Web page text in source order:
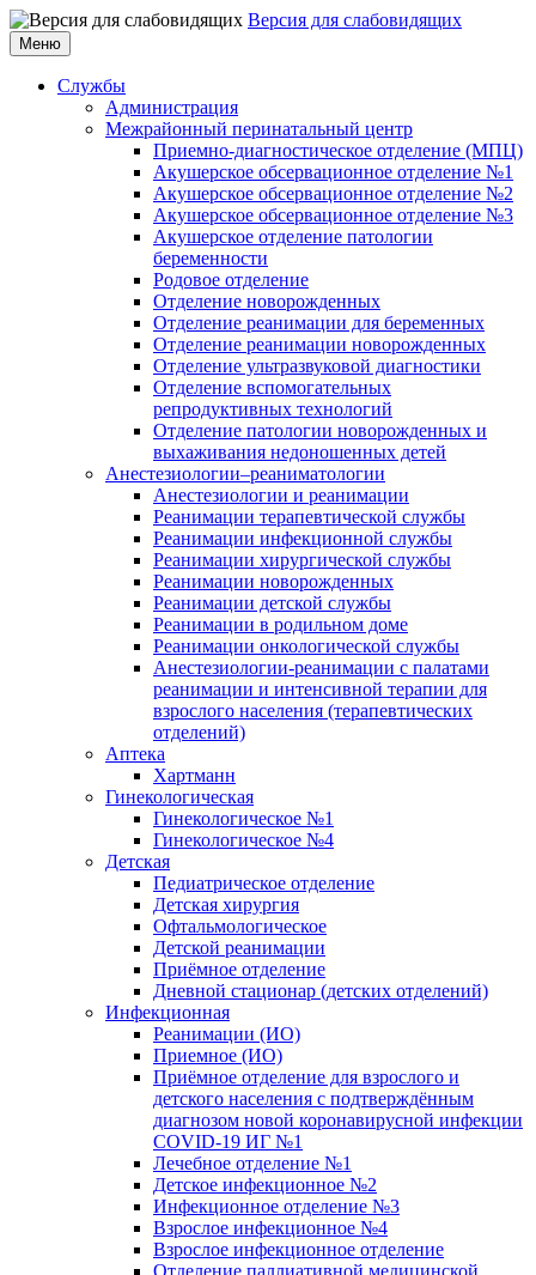
Версия для слабовидящих
Меню
Службы
Администрация
Межрайонный перинатальный центр
Приемно-диагностическое отделение (МПЦ)
Акушерское обсервационное отделение №1
Акушерское обсервационное отделение №2
Акушерское обсервационное отделение №3
Акушерское отделение патологии
беременности
Родовое отделение
Отделение новорожденных
Отделение реанимации для беременных
Отделение реанимации новорожденных
Отделение ультразвуковой диагностики
Отделение вспомогательных
репродуктивных технологий
Отделение патологии новорожденных и
выхаживания недоношенных детей
Анестезиологии–реаниматологии
Анестезиологии и реанимации
Реанимации терапевтической службы
Реанимации инфекционной службы
Реанимации хирургической службы
Реанимации новорожденных
Реанимации детской службы
Реанимации в родильном доме
Реанимации онкологической службы
Анестезиологии-реанимации с палатами
реанимации и интенсивной терапии для
взрослого населения (терапевтических
отделений)
Аптека
Хартманн
Гинекологическая
Гинекологическое №1
Гинекологическое №4
Детская
Педиатрическое отделение
Детская хирургия
Офтальмологическое
Детской реанимации
Приёмное отделение
Дневной стационар (детских отделений)
Инфекционная
Реанимации (ИО)
Приемное (ИО)
Приёмное отделение для взрослого и
детского населения с подтверждённым
диагнозом новой коронавирусной инфекции
COVID-19 ИГ №1
Лечебное отделение №1
Детское инфекционное №2
Инфекционное отделение №3
Взрослое инфекционное №4
Взрослое инфекционное отделение
Отделение паллиативной медицинской